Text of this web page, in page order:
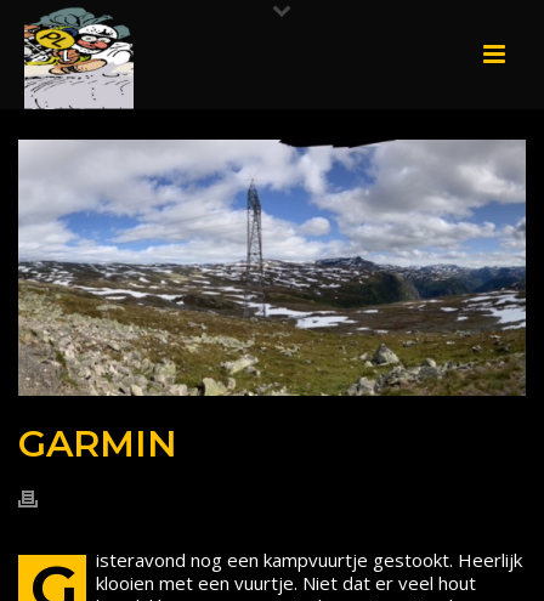
GARMIN
isteravond nog een kampvuurtje gestookt. Heerlijk
klooien met een vuurtje. Niet dat er veel hout